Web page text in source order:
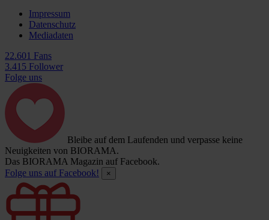
Impressum
Datenschutz
Mediadaten
22.601 Fans
3.415 Follower
Folge uns
Bleibe auf dem Laufenden und verpasse keine
Neuigkeiten von BIORAMA.
Das BIORAMA Magazin auf Facebook.
Folge uns auf Facebook!
×